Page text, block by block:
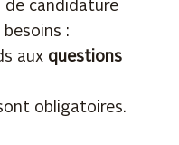
de candidature
:
aux questions
obligatoires.